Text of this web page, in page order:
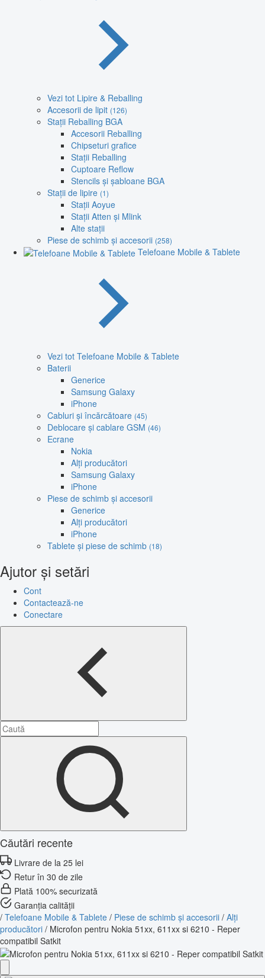
Vezi tot Lipire & Reballing
Accesorii de lipit (126)
Stații Reballing BGA
Accesorii Reballing
Chipseturi grafice
Stații Reballing
Cuptoare Reflow
Stencils și șabloane BGA
Stații de lipire (1)
Stații Aoyue
Stații Atten și Mlink
Alte stații
Piese de schimb și accesorii (258)
Telefoane Mobile & Tablete
Vezi tot Telefoane Mobile & Tablete
Baterii
Generice
Samsung Galaxy
iPhone
Cabluri și încărcătoare (45)
Deblocare și cablare GSM (46)
Ecrane
Nokia
Alți producători
Samsung Galaxy
iPhone
Piese de schimb și accesorii
Generice
Alți producători
iPhone
Tablete și piese de schimb (18)
Ajutor și setări
Cont
Contactează-ne
Conectare
Căutări recente
Livrare de la 25 lei
Retur în 30 de zile
Plată 100% securizată
Garanția calității
/ Telefoane Mobile & Tablete / Piese de schimb și accesorii / Alți
producători / Microfon pentru Nokia 51xx, 611xx si 6210 - Reper
compatibil Satkit